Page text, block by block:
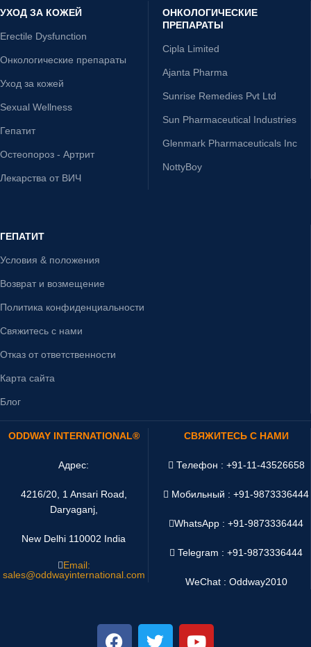
УХОД ЗА КОЖЕЙ
Erectile Dysfunction
Онкологические препараты
Уход за кожей
Sexual Wellness
Гепатит
Остеопороз - Артрит
Лекарства от ВИЧ
ОНКОЛОГИЧЕСКИЕ
ПРЕПАРАТЫ
Cipla Limited
Ajanta Pharma
Sunrise Remedies Pvt Ltd
Sun Pharmaceutical Industries
Glenmark Pharmaceuticals Inc
NottyBoy
ГЕПАТИТ
Условия & положения
Возврат и возмещение
Политика конфиденциальности
Свяжитесь с нами
Отказ от ответственности
Карта сайта
Блог
ODDWAY INTERNATIONAL®
Адрес:
4216/20, 1 Ansari Road,
Daryaganj,
New Delhi 110002 India
Email:
sales@oddwayinternational.com
СВЯЖИТЕСЬ С НАМИ
Телефон : +91-11-43526658
Мобильный : +91-9873336444
WhatsApp :+91-9873336444
Telegram : +91-9873336444
WeChat : Oddway2010